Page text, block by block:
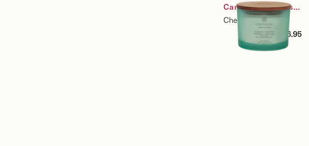
Candle Sojakaars
Balance &
Harmony -
Waterlily Pear -
maat 3-wick
Chesapeake Bay
€26.95